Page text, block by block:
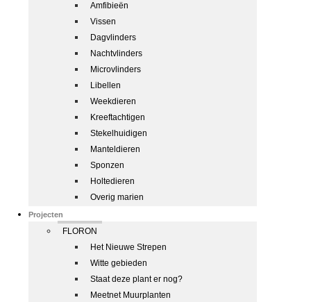
Amfibieën
Vissen
Dagvlinders
Nachtvlinders
Microvlinders
Libellen
Weekdieren
Kreeftachtigen
Stekelhuidigen
Manteldieren
Sponzen
Holtedieren
Overig marien
Projecten
FLORON
Het Nieuwe Strepen
Witte gebieden
Staat deze plant er nog?
Meetnet Muurplanten